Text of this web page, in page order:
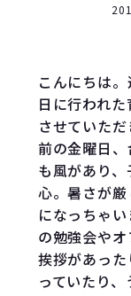
こんにちは
日に行われ
させていた
前の金曜日
も風があり
心。暑さが
になっちゃ
の勉強会や
挨拶があっ
っていたり